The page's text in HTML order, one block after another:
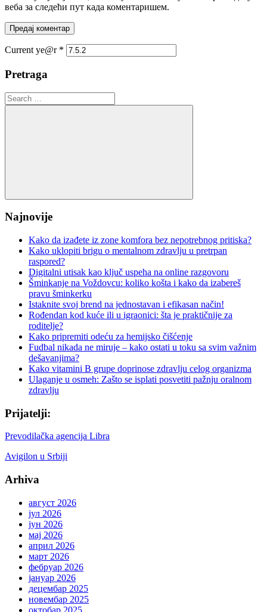
веба за следећи пут када коментаришем.
Current ye@r *
Pretraga
Search
for:
Search
Najnovije
Kako da izađete iz zone komfora bez nepotrebnog pritiska?
Kako uklopiti brigu o mentalnom zdravlju u pretrpan
raspored?
Digitalni utisak kao ključ uspeha na online razgovoru
Šminkanje na Voždovcu: koliko košta i kako da izabereš
pravu šminkerku
Istaknite svoj brend na jednostavan i efikasan način!
Rođendan kod kuće ili u igraonici: šta je praktičnije za
roditelje?
Kako pripremiti odeću za hemijsko čišćenje
Fudbal nikada ne miruje – kako ostati u toku sa svim važnim
dešavanjima?
Kako vitamini B grupe doprinose zdravlju celog organizma
Ulaganje u osmeh: Zašto se isplati posvetiti pažnju oralnom
zdravlju
Prijatelji:
Prevodilačka agencija Libra
Avigilon u Srbiji
Arhiva
август 2026
јул 2026
јун 2026
мај 2026
април 2026
март 2026
фебруар 2026
јануар 2026
децембар 2025
новембар 2025
октобар 2025